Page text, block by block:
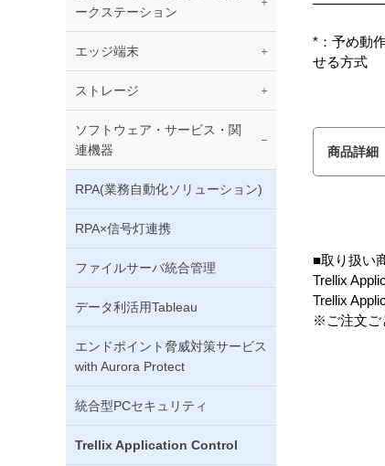
ークステーション
エッジ端末
ストレージ
ソフトウェア・サービス・関
連機器
RPA(業務自動化ソリューション)
RPA×信号灯連携
ファイルサーバ統合管理
データ利活用Tableau
エンドポイント脅威対策サービス
with Aurora Protect
統合型PCセキュリティ
Trellix Application Control
*：予め動
せる方式
商品詳細
■取り扱い
Trellix
Trellix
※ご注文ご